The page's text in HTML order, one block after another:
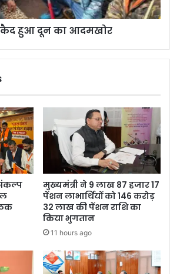
कैद हुआ दून का आदमखोर
मुख्यमंत्री ने 9 लाख 87 हजार 17
पेंशन लाभार्थियों को 146 करोड़
32 लाख की पेंशन राशि का
किया भुगतान
11 hours ago